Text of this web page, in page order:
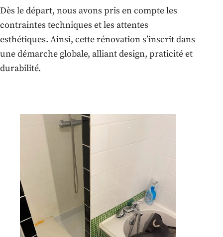
Dès le départ, nous avons pris en compte les
contraintes techniques et les attentes
esthétiques. Ainsi, cette rénovation s’inscrit dans
une démarche globale, alliant design, praticité et
durabilité.